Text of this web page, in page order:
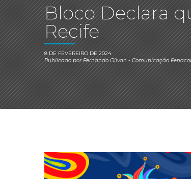
Bloco Declara
Recife
8 DE FEVEREIRO DE 2024
Publicado porFernando Olivan- Comunicação